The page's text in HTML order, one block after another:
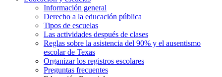
Información general
Derecho a la educación pública
Tipos de escuelas
Las actividades después de clases
Reglas sobre la asistencia del 90% y el ausentismo
escolar de Texas
Organizar los registros escolares
Preguntas frecuentes